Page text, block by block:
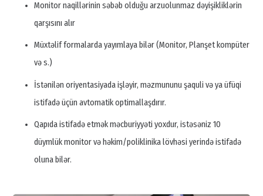
Monitor naqillərinin səbəb olduğu arzuolunmaz dəyişikliklərin
qarşısını alır
Müxtəlif formalarda yayımlaya bilər (Monitor, Planşet kompüter
və s.)
İstənilən oriyentasiyada işləyir, məzmununu şaquli və ya üfüqi
istifadə üçün avtomatik optimallaşdırır.
Qapıda istifadə etmək məcburiyyəti yoxdur, istəsəniz 10
düymlük monitor və həkim/poliklinika lövhəsi yerində istifadə
oluna bilər.